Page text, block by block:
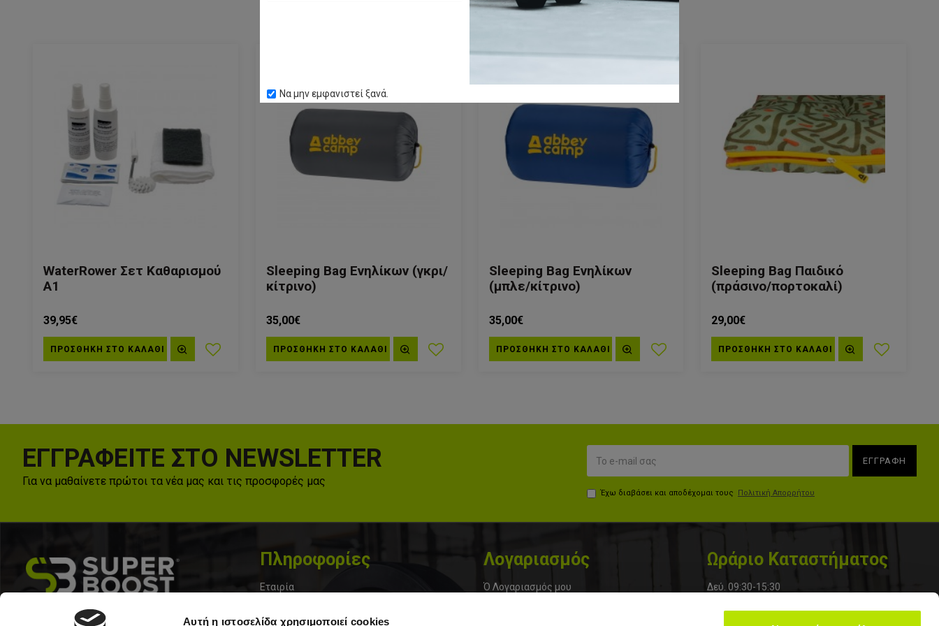
Αυτή η ιστοσελίδα χρησιμοποιεί cookies
Να μην εμφανιστεί ξανά.
WaterRower Σετ Καθαρισμού
Α1
39,95€
ΠΡΟΣΘΗΚΗ ΣΤΟ ΚΑΛΆΘΙ
Sleeping Bag Eνηλίκων (γκρι/
κίτρινο)
35,00€
ΠΡΟΣΘΗΚΗ ΣΤΟ ΚΑΛΆΘΙ
Sleeping Bag Eνηλίκων
(μπλε/κίτρινο)
35,00€
ΠΡΟΣΘΗΚΗ ΣΤΟ ΚΑΛΆΘΙ
Sleeping Bag Παιδικό
(πράσινο/πορτοκαλί)
29,00€
ΠΡΟΣΘΗΚΗ ΣΤΟ ΚΑΛΆΘΙ
ΕΓΓΡΑΦΕΙΤΕ ΣΤΟ NEWSLETTER
Για να μαθαίνετε πρώτοι τα νέα μας και τις προσφορές μας
ΕΓΓΡΑΦΗ
Έχω διαβάσει και αποδέχομαι τους Πολιτική Απορρήτου
Σολωμου 33, Περιστερι 12133
Πληροφορίες
Εταιρία
Λογαριασμός
Ό Λογαριασμός μου
Ωράριο Καταστήματος
Δεύ. 09:30-15:30
Τρί. 09:30-20:30